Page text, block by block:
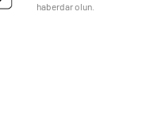
haberdar olun.